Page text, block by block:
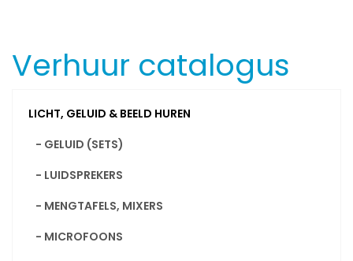
Verhuur catalogus
LICHT, GELUID & BEELD HUREN
- GELUID (SETS)
- LUIDSPREKERS
- MENGTAFELS, MIXERS
- MICROFOONS